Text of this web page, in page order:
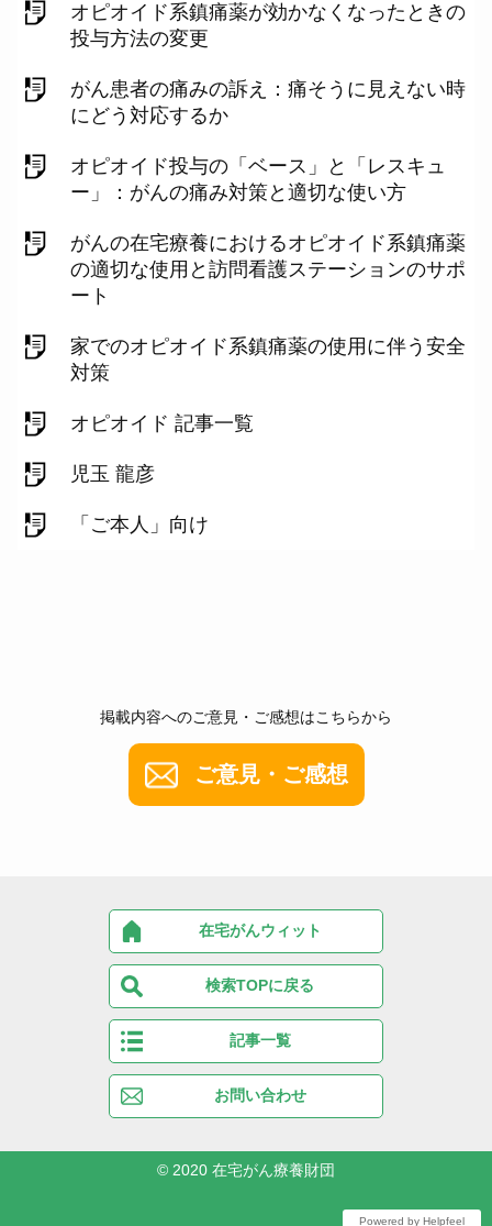
オピオイド系鎮痛薬が効かなくなったときの
投与方法の変更
がん患者の痛みの訴え：痛そうに見えない時
にどう対応するか
オピオイド投与の「ベース」と「レスキュ
ー」：がんの痛み対策と適切な使い方
がんの在宅療養におけるオピオイド系鎮痛薬
の適切な使用と訪問看護ステーションのサポ
ート
家でのオピオイド系鎮痛薬の使用に伴う安全
対策
オピオイド 記事一覧
児玉 龍彦
「ご本人」向け
Powered by Helpfeel
掲載内容へのご意見・ご感想はこちらから
ご意見・ご感想
在宅がんウィット
検索TOPに戻る
記事一覧
お問い合わせ
© 2020 在宅がん療養財団